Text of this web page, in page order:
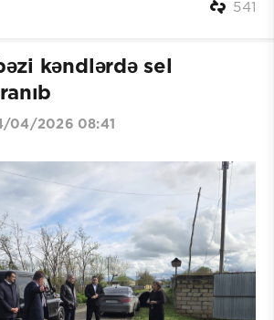
541
kəndlərdə sel
04/2026 08:41